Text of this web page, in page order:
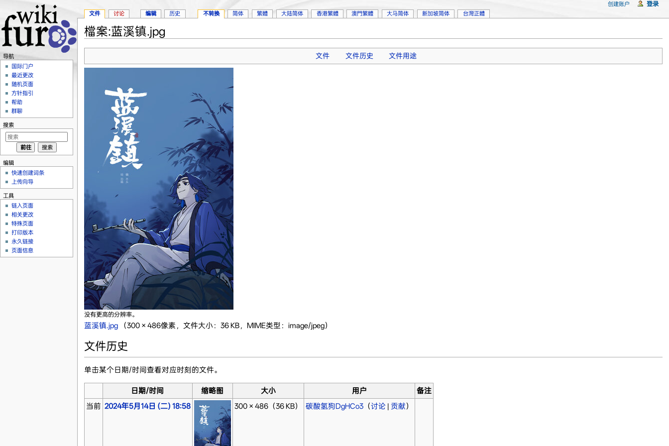
檔案:蓝溪镇.jpg
文件 文件历史 文件用途
没有更高的分辨率。
蓝溪镇.jpg‎ （300 × 486像素，文件大小：36 KB，MIME类型：image/jpeg）
文件历史
单击某个日期/时间查看对应时刻的文件。
日期/时间 缩略图 大小 用户
备注
当前 2024年5月14日 (二) 18:58 300 × 486（36 KB） 碳酸氢狗DgHCo3（讨论| 贡献）
文件 讨论 编辑 历史 不转换 简体 繁體 大陆简体 香港繁體 澳門繁體 大马简体 新加坡简体 台灣正體
创建账户 登录
导航
国际门户
最近更改
随机页面
方针指引
帮助
群聊
搜索
编辑
快速创建词条
上传向导
工具
链入页面
相关更改
特殊页面
打印版本
永久链接
页面信息